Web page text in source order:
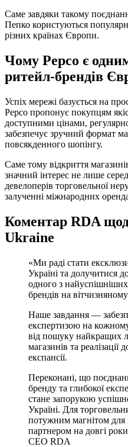
Саме завдяки такому
Пепко користуються
різних країнах Європи.
Чому Pepco є
ритейл-брендів
Успіх мережі базується на
Pepco пропонує покупцям
доступними цінами,
забезпечує зручний формат
повсякденного шопінгу.
Саме тому відкриття
значний інтерес не лише
девелоперів торговельної
залученні міжнародних
Коментар RDA
Ukraine
«Ми раді стати
Україні та долучитися
одного з
брендів на
Наше завдання —
експертизою на
від пошуку найкращих
магазинів та реалізації
експансії.
Переконані, що
бренду та глибокої
стане запорукою
Україні. Для
потужним магнітом для
партнером на довгі
CEO RDA